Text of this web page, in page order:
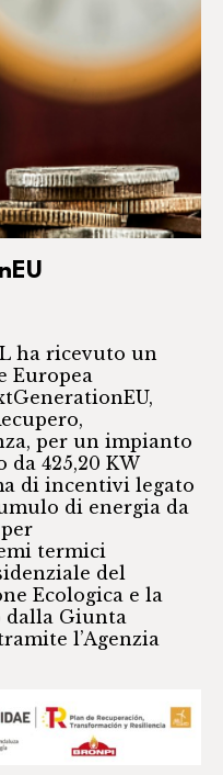
ha ricevuto un
Europea
per un impianto
425,20 KW
di incentivi legato
di energia da
termici
del
Ecologica e la
dalla Giunta
l’Agenzia